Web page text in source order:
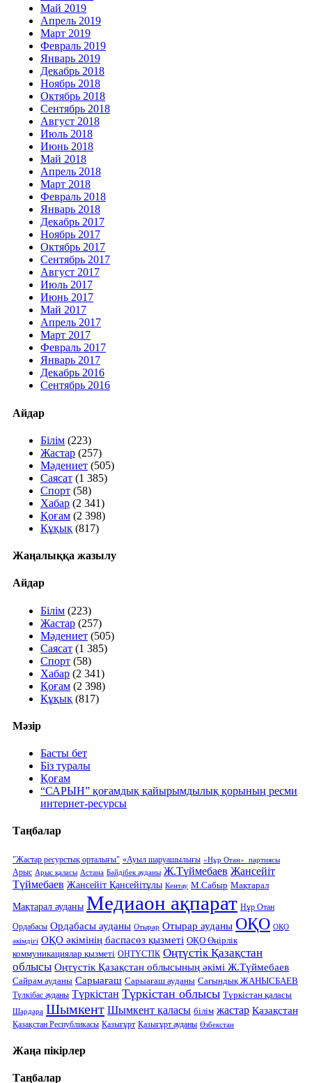
Май 2019
Апрель 2019
Март 2019
Февраль 2019
Январь 2019
Декабрь 2018
Ноябрь 2018
Октябрь 2018
Сентябрь 2018
Август 2018
Июль 2018
Июнь 2018
Май 2018
Апрель 2018
Март 2018
Февраль 2018
Январь 2018
Декабрь 2017
Ноябрь 2017
Октябрь 2017
Сентябрь 2017
Август 2017
Июль 2017
Июнь 2017
Май 2017
Апрель 2017
Март 2017
Февраль 2017
Январь 2017
Декабрь 2016
Сентябрь 2016
Айдар
Білім (223)
Жастар (257)
Мәдениет (505)
Саясат (1 385)
Спорт (58)
Хабар (2 341)
Қоғам (2 398)
Құқық (817)
Жаңалыққа жазылу
Айдар
Білім (223)
Жастар (257)
Мәдениет (505)
Саясат (1 385)
Спорт (58)
Хабар (2 341)
Қоғам (2 398)
Құқық (817)
Мәзір
Басты бет
Біз туралы
Қоғам
“САРЫН” қоғамдық қайырымдылық қорының ресми
интернет-ресурсы
Таңбалар
"Жастар ресурстық орталығы" «Ауыл шаруашылығы «Нұр Отан» партиясы
Арыс Арыс қаласы Астана Бәйдібек ауданы Ж.Түймебаев Жансейіт
Түймебаев Жансейіт Қансейітұлы Кентау М.Сабыр Мақтарал
Мақтарал ауданы Медиаон ақпарат Нұр Отан
Ордабасы Ордабасы ауданы Отырар Отырар ауданы ОҚО ОҚО
әкімдігі ОҚО әкімінің баспасөз қызметі ОҚО Өңірлік
коммуникациялар қызметі ОҢТҮСТІК Оңтүстік Қазақстан
облысы Оңтүстік Қазақстан облысының әкімі Ж.Түймебаев
Сайрам ауданы Сарыағаш Сарыағаш ауданы Сағындық ЖАНЫСБАЕВ
Түлкібас ауданы Түркістан Түркістан облысы Түркістан қаласы
Шардара Шымкент Шымкент қаласы білім жастар Қазақстан
Қазақстан Республикасы Қазығұрт Қазығұрт ауданы Өзбекстан
Жаңа пікірлер
Таңбалар